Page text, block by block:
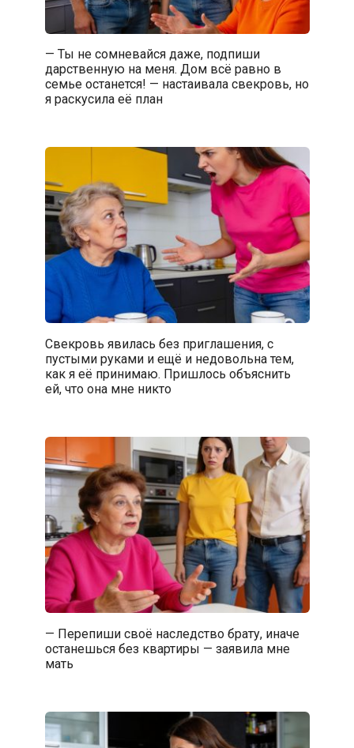
— Ты не сомневайся даже, подпиши
дарственную на меня. Дом всё равно в
семье останется! — настаивала свекровь, но
я раскусила её план
Свекровь явилась без приглашения, с
пустыми руками и ещё и недовольна тем,
как я её принимаю. Пришлось объяснить
ей, что она мне никто
— Перепиши своё наследство брату, иначе
останешься без квартиры — заявила мне
мать